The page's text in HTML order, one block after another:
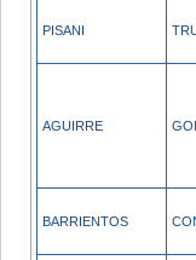
PISANI
AGUIRRE
BARRIENTOS